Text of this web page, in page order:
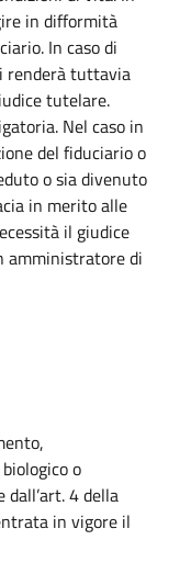
in difformità
In caso di
renderà tuttavia
tutelare.
Nel caso in
del fiduciario o
o sia divenuto
in merito alle
il giudice
amministratore di
o
4 della
in vigore il